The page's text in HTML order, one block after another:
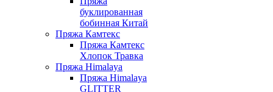
буклированная
бобинная Китай
Пряжа Камтекс
Пряжа Камтекс
Хлопок Травка
Пряжа Himalaya
Пряжа Himalaya
GLITTER